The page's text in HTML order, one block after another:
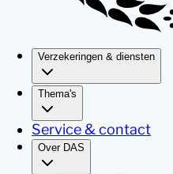
Verzekeringen & diensten
Thema's
Service & contact
Over DAS